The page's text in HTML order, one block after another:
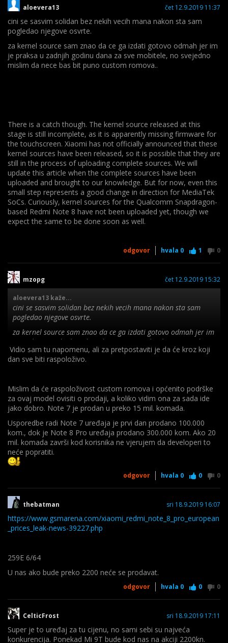
aloevera13 čet 12.9.2019 11:37
cini se sasvim solidan bez nekih vecih mana nakon sta sam
pogledao njegove osvrte.
za kernel source sam znao da ce ga izdati gotovo odmah jer im
je praksa u zadnjih godinu dana za sve mobitele, no svejedno
mislim da nece bas bit puno custom romova..
There is a catch though. The kernel source released at this
stage is still incomplete, as it is apparently missing firmware for
the touchscreen. Xiaomi has not officially announced that these
kernel sources have been released, so it is possible that they are
still in the process of uploading complete sources. We will
update this article when the complete sources have been
uploaded and brought to our knowledge. But for now, even this
small step represents a good change in direction for MediaTek
SoCs. Curiously, kernel sources for the Qualcomm Snapdragon-
based Redmi Note 8 have not been uploaded yet, though we
expect the same to be done soon as well.
odgovor hvala 0 1 0
mzopg čet 12.9.2019 15:32
aloevera13 kaže...
cini se sasvim solidan bez nekih vecih mana nakon sta sam
pogledao njegove osvrte.
za kernel source sam znao da ce ga izdati gotovo odmah jer im
je praksa u zadnjih godinu dana za sve mobitele, no svejedno
mislim da nece bas bit puno custom romova..
There is a catch though. The kernel source released at this
stage is still incomplete, as it is apparently missing firmware
for the touchscreen. Xiaomi has not officially announced that
these kernel sources have been released, so it is possible that
they are still in the process of uploading complete sources. We
will update this article when the complete sources have been
uploaded and brought to our knowledge. But for now, even this
small step represents a good change in direction for MediaTek
SoCs. Curiously, kernel sources for the Qualcomm Snapdragon-
based Redmi Note 8 have not been uploaded yet, though we
expect the same to be done soon as well.
Vidio sam tu napomenu, ali za pretpostaviti je da će kroz koji
dan sve biti raspoloživo.
Mislim da će raspoloživost custom romova i općenito podrške
za ovaj model ovisiti o prodaji, a koliko vidim ona za sada ide
jako dobro. Note 7 je prodan u preko 15 mil. komada.
Usporedbe radi Note 7 uređaja je prvi dan prodano 100.000
kom., dok je Note 8 Pro uređaja prodano 300.000 kom. Ako 20
mil. komada završi kod korisnika ne vjerujem da developeri to
neće popratiti.
odgovor hvala 0 0 0
thebatman sri 18.9.2019 16:07
https://www.gsmarena.com/xiaomi_redmi_note_8_pro_european
_prices_leak-news-39227.php
259E 6/64
U nas ako bude preko 2200 neće se prodavat.
odgovor hvala 0 0 0
CelticFrost sri 18.9.2019 17:11
Super je to uređaj za tu cijenu, no sami sebi su najveća
konkurencija. Ponekad Mi 9T bude kod nas na akciji 2200kn.